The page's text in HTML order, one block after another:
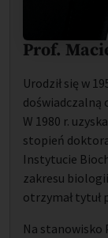
Prof.
Urodził się w
doświadczalną
W 1980 r.
stopień
Instytucie
zakresu
otrzymał tytuł
Na stanowisko